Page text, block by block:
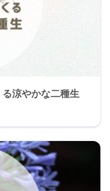
涼やかな二種生